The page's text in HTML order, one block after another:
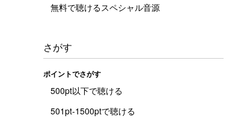
無料で聴けるスペシャル音源
さがす
ポイントでさがす
500pt以下で聴ける
501pt-1500ptで聴ける